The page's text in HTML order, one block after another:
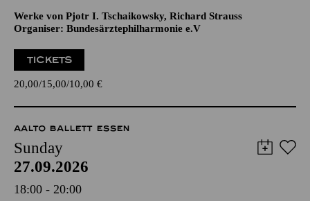
Werke von Pjotr I. Tschaikowsky, Richard Strauss
Organiser: Bundesärztephilharmonie e.V
TICKETS
20,00 15,00 10,00 €
AALTO BALLETT ESSEN
Sunday
27.09.2026
18:00 - 20:00